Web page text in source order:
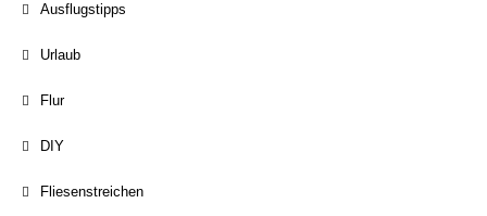
Ausflugstipps
Urlaub
Flur
DIY
Fliesenstreichen